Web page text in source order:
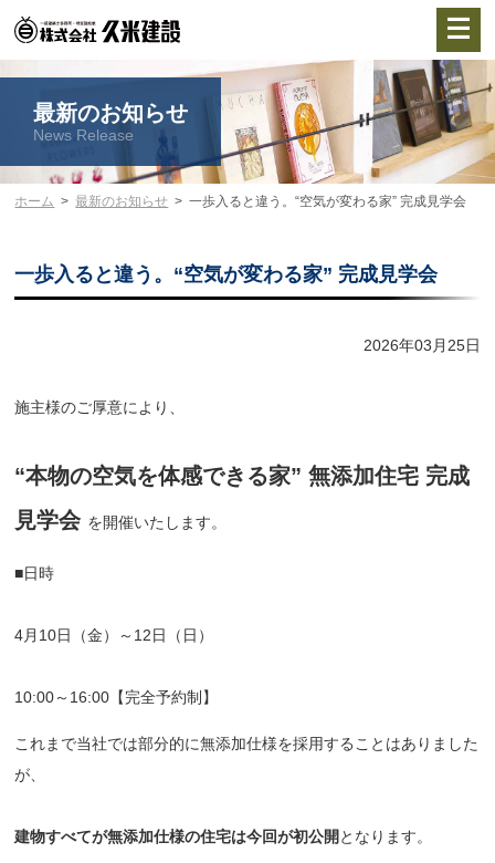
最新のお知らせ
News Release
ホーム 最新のお知らせ 一歩入ると違う。“空気が変わる家” 完成見学会
一歩入ると違う。“空気が変わる家” 完成見学会
2026年03月25日
施主様のご厚意により、
“本物の空気を体感できる家” 無添加住宅 完成
見学会 を開催いたします。
■日時
4月10日（金）～12日（日）
10:00～16:00【完全予約制】
これまで当社では部分的に無添加仕様を採用することはありました
が、
建物すべてが無添加仕様の住宅は今回が初公開 となります。